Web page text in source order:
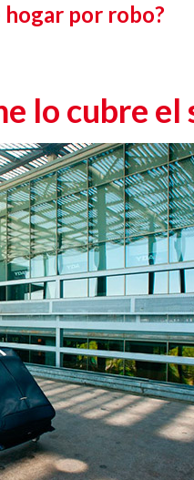
por robo?
lo cubre el